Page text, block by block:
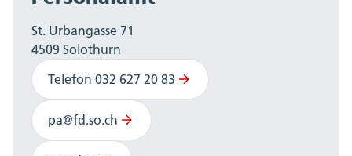
St. Urbangasse 71
4509 Solothurn
Telefon 032 627 20 83
pa@fd.so.ch